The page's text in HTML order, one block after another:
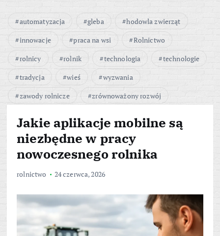
automatyzacja gleba
hodowla zwierząt
innowacje
praca na wsi
Rolnictwo
rolnicy
rolnik technologia
technologie
tradycja
wieś
wyzwania
zawody rolnicze
zrównoważony rozwój
Jakie aplikacje mobilne są
niezbędne w pracy
nowoczesnego rolnika
rolnictwo 24 czerwca, 2026